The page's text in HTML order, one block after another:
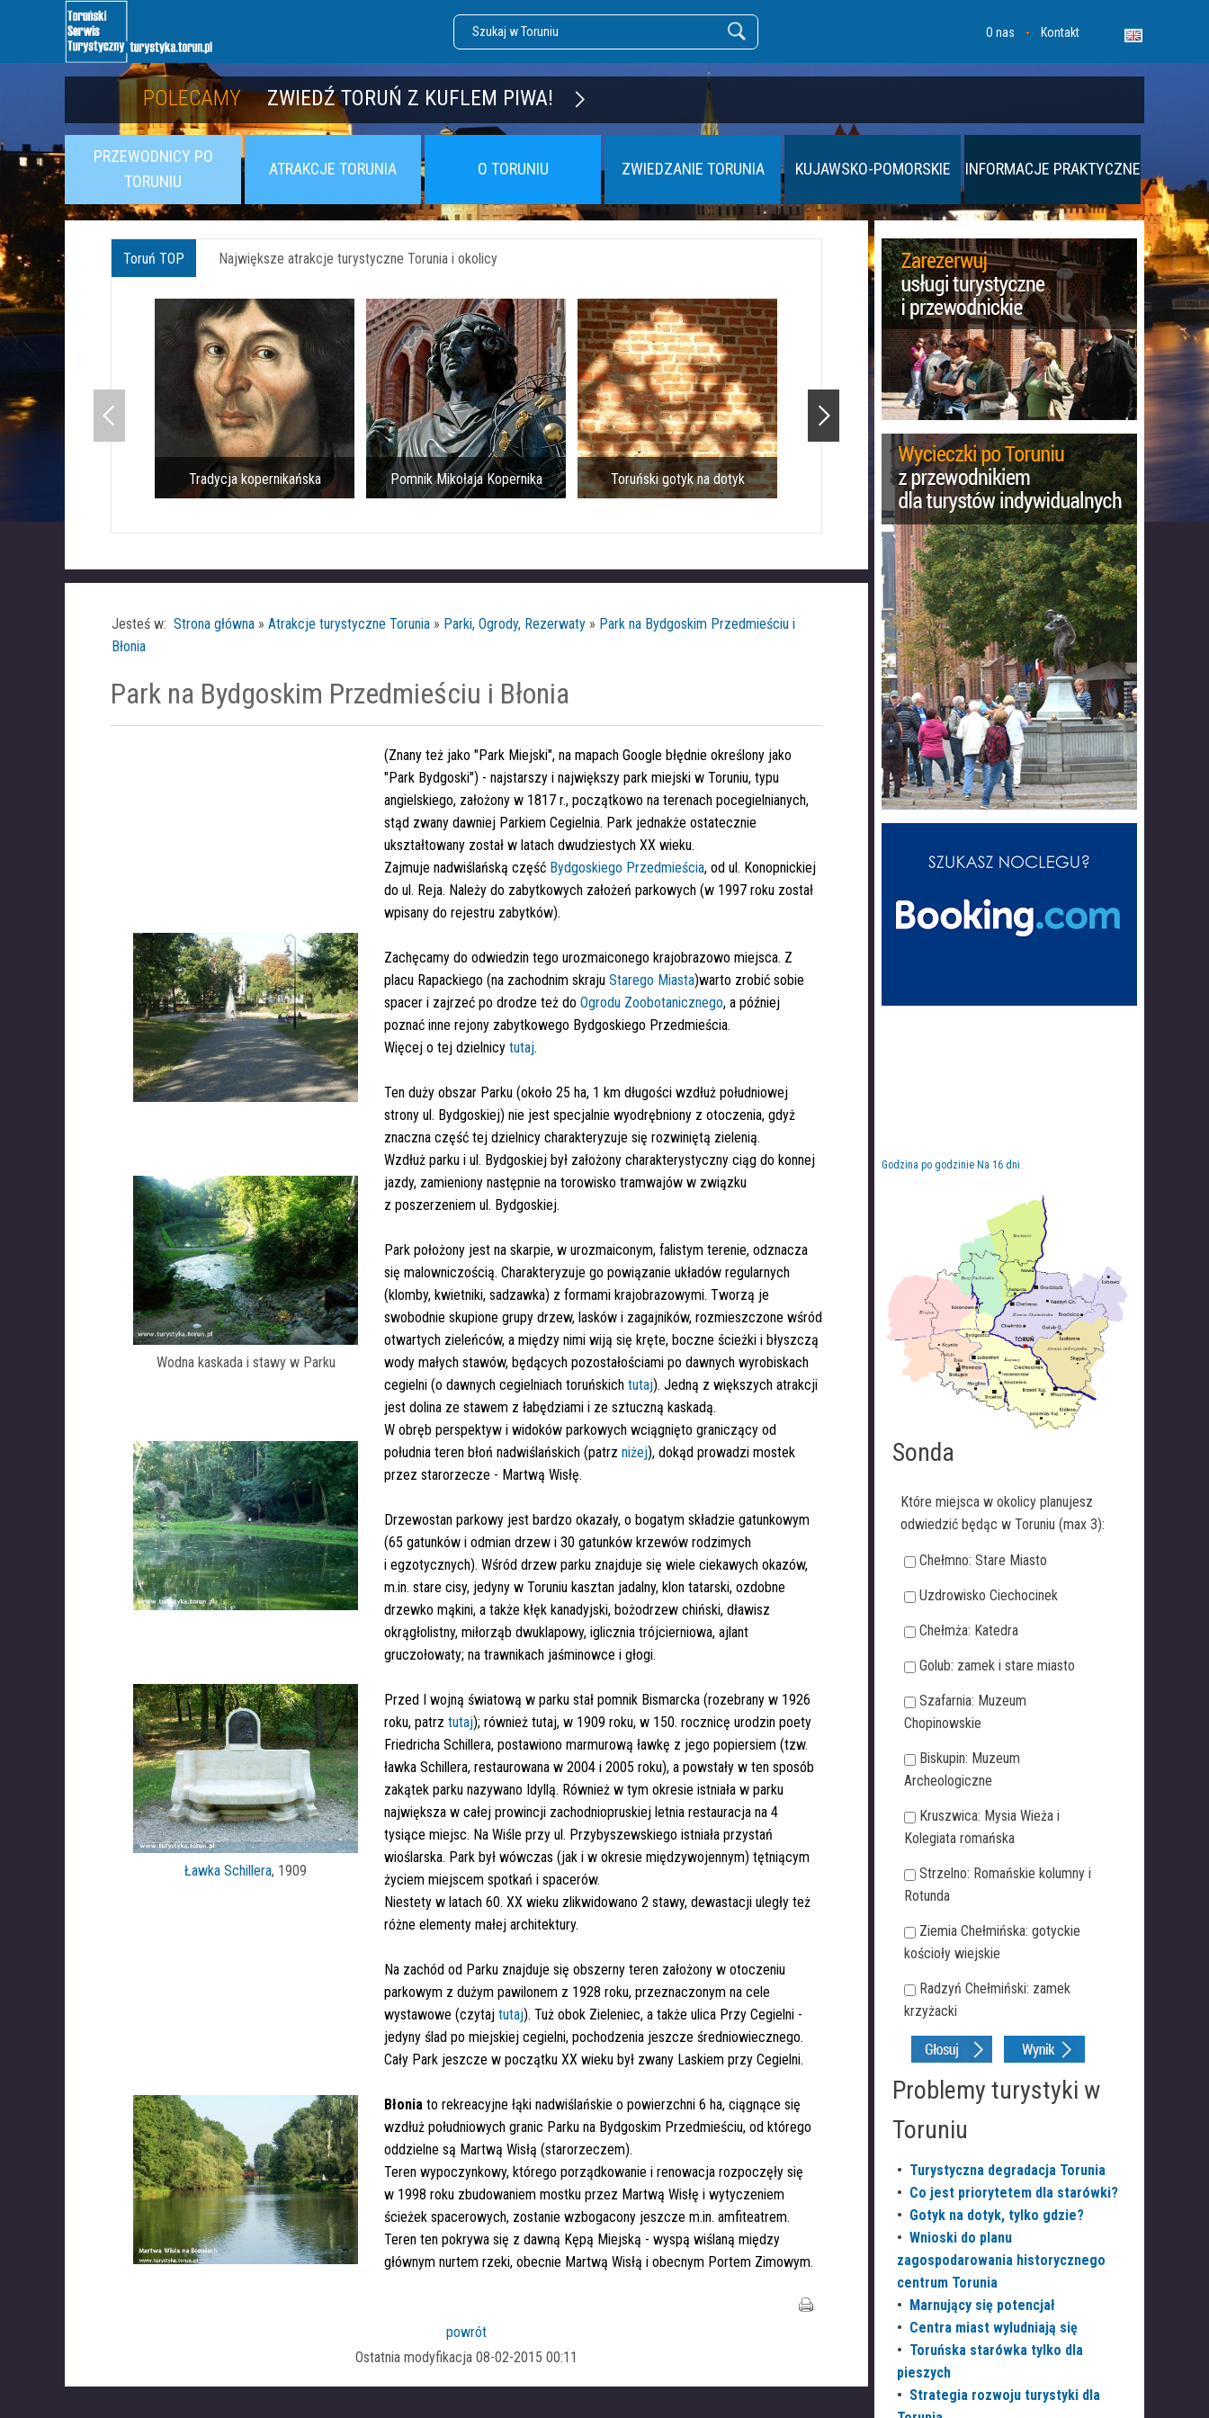
O nas Kontakt
POLECAMY ZWIEDŹ TORUŃ Z KUFLEM PIWA!
POLECAMY POZNAJ TWIERDZĘ TORUŃ
PRZEWODNICY PO
TORUNIU
ATRAKCJE TORUNIA O TORUNIU ZWIEDZANIE TORUNIA KUJAWSKO-POMORSKIE INFORMACJE PRAKTYCZNE
Toruń TOP Największe atrakcje turystyczne Torunia i okolicy
Tradycja kopernikańska Pomnik Mikołaja Kopernika Toruński gotyk na dotyk Ratusz Staromiejski Katedra Świętojańska
Jesteś w: Strona główna » Atrakcje turystyczne Torunia » Parki, Ogrody, Rezerwaty » Park na Bydgoskim Przedmieściu i
Błonia
Park na Bydgoskim Przedmieściu i Błonia
Wodna kaskada i stawy w Parku
Ławka Schillera, 1909
(Znany też jako "Park Miejski", na mapach Google błędnie określony jako
"Park Bydgoski") - najstarszy i największy park miejski w Toruniu, typu
angielskiego, założony w 1817 r., początkowo na terenach pocegielnianych,
stąd zwany dawniej Parkiem Cegielnia. Park jednakże ostatecznie
ukształtowany został w latach dwudziestych XX wieku.
Zajmuje nadwiślańską część Bydgoskiego Przedmieścia, od ul. Konopnickiej
do ul. Reja. Należy do zabytkowych założeń parkowych (w 1997 roku został
wpisany do rejestru zabytków).
Zachęcamy do odwiedzin tego urozmaiconego krajobrazowo miejsca. Z
placu Rapackiego (na zachodnim skraju Starego Miasta)warto zrobić sobie
spacer i zajrzeć po drodze też do Ogrodu Zoobotanicznego, a później
poznać inne rejony zabytkowego Bydgoskiego Przedmieścia.
Więcej o tej dzielnicy tutaj.
Ten duży obszar Parku (około 25 ha, 1 km długości wzdłuż południowej
strony ul. Bydgoskiej) nie jest specjalnie wyodrębniony z otoczenia, gdyż
znaczna część tej dzielnicy charakteryzuje się rozwiniętą zielenią.
Wzdłuż parku i ul. Bydgoskiej był założony charakterystyczny ciąg do konnej
jazdy, zamieniony następnie na torowisko tramwajów w związku
z poszerzeniem ul. Bydgoskiej.
Park położony jest na skarpie, w urozmaiconym, falistym terenie, odznacza
się malowniczością. Charakteryzuje go powiązanie układów regularnych
(klomby, kwietniki, sadzawka) z formami krajobrazowymi. Tworzą je
swobodnie skupione grupy drzew, lasków i zagajników, rozmieszczone wśród
otwartych zieleńców, a między nimi wiją się kręte, boczne ścieżki i błyszczą
wody małych stawów, będących pozostałościami po dawnych wyrobiskach
cegielni (o dawnych cegielniach toruńskich tutaj). Jedną z większych atrakcji
jest dolina ze stawem z łabędziami i ze sztuczną kaskadą.
W obręb perspektyw i widoków parkowych wciągnięto graniczący od
południa teren błoń nadwiślańskich (patrz niżej), dokąd prowadzi mostek
przez starorzecze - Martwą Wisłę.
Drzewostan parkowy jest bardzo okazały, o bogatym składzie gatunkowym
(65 gatunków i odmian drzew i 30 gatunków krzewów rodzimych
i egzotycznych). Wśród drzew parku znajduje się wiele ciekawych okazów,
m.in. stare cisy, jedyny w Toruniu kasztan jadalny, klon tatarski, ozdobne
drzewko mąkini, a także kłęk kanadyjski, bożodrzew chiński, dławisz
okrągłolistny, miłorząb dwuklapowy, iglicznia trójcierniowa, ajlant
gruczołowaty; na trawnikach jaśminowce i głogi.
Przed I wojną światową w parku stał pomnik Bismarcka (rozebrany w 1926
roku, patrz tutaj); również tutaj, w 1909 roku, w 150. rocznicę urodzin poety
Friedricha Schillera, postawiono marmurową ławkę z jego popiersiem (tzw.
ławka Schillera, restaurowana w 2004 i 2005 roku), a powstały w ten sposób
zakątek parku nazywano Idyllą. Również w tym okresie istniała w parku
największa w całej prowincji zachodniopruskiej letnia restauracja na 4
tysiące miejsc. Na Wiśle przy ul. Przybyszewskiego istniała przystań
wioślarska. Park był wówczas (jak i w okresie międzywojennym) tętniącym
życiem miejscem spotkań i spacerów.
Niestety w latach 60. XX wieku zlikwidowano 2 stawy, dewastacji uległy też
różne elementy małej architektury.
Na zachód od Parku znajduje się obszerny teren założony w otoczeniu
parkowym z dużym pawilonem z 1928 roku, przeznaczonym na cele
wystawowe (czytaj tutaj). Tuż obok Zieleniec, a także ulica Przy Cegielni -
jedyny ślad po miejskiej cegielni, pochodzenia jeszcze średniowiecznego.
Cały Park jeszcze w początku XX wieku był zwany Laskiem przy Cegielni.
Błonia to rekreacyjne łąki nadwiślańskie o powierzchni 6 ha, ciągnące się
wzdłuż południowych granic Parku na Bydgoskim Przedmieściu, od którego
oddzielne są Martwą Wisłą (starorzeczem).
Teren wypoczynkowy, którego porządkowanie i renowacja rozpoczęły się
w 1998 roku zbudowaniem mostku przez Martwą Wisłę i wytyczeniem
ścieżek spacerowych, zostanie wzbogacony jeszcze m.in. amfiteatrem.
Teren ten pokrywa się z dawną Kępą Miejską - wyspą wiślaną między
głównym nurtem rzeki, obecnie Martwą Wisłą i obecnym Portem Zimowym.
powrót
Ostatnia modyfikacja 08-02-2015 00:11
Godzina po godzinie Na 16 dni
Sonda
Które miejsca w okolicy planujesz
odwiedzić będąc w Toruniu (max 3):
Chełmno: Stare Miasto
Uzdrowisko Ciechocinek
Chełmża: Katedra
Golub: zamek i stare miasto
Szafarnia: Muzeum
Chopinowskie
Biskupin: Muzeum
Archeologiczne
Kruszwica: Mysia Wieża i
Kolegiata romańska
Strzelno: Romańskie kolumny i
Rotunda
Ziemia Chełmińska: gotyckie
kościoły wiejskie
Radzyń Chełmiński: zamek
krzyżacki
Problemy turystyki w
Toruniu
• Turystyczna degradacja Torunia
• Co jest priorytetem dla starówki?
• Gotyk na dotyk, tylko gdzie?
• Wnioski do planu
zagospodarowania historycznego
centrum Torunia
•
Marnujący się potencjał
• Centra miast wyludniają się
• Toruńska starówka tylko dla
pieszych
• Strategia rozwoju turystyki dla